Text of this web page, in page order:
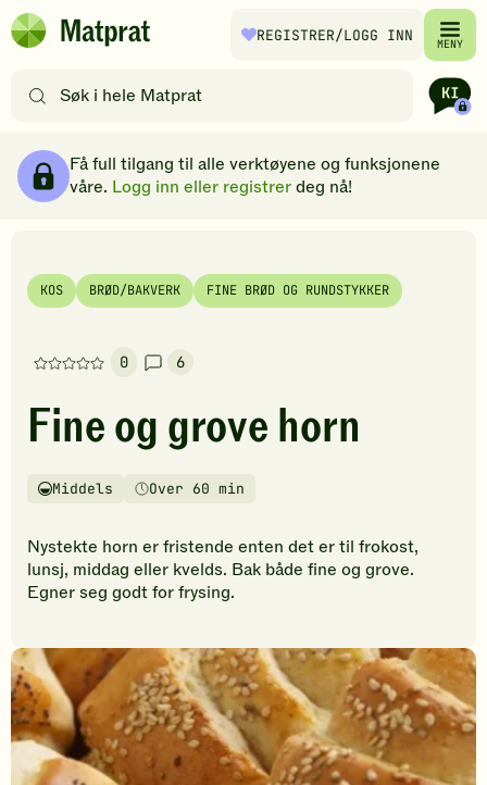
Hopp til hovedinnhold
Matprat
REGISTRER/LOGG INN MENY
etter
filtre
Få full tilgang til alle verktøyene og funksjonene
våre. Logg inn eller registrerdeg nå!
KOS BRØD/BAKVERK FINE BRØD OG RUNDSTYKKER
0
Denne
har
foreløpig
vurderinger.
den
første
til
denne
oppskriften.
6
Fine og grove horn
Vanskelighetsgrad
Middels
TilberedningstidOver 60 min
Nystekte horn er fristende enten det er til frokost,
lunsj, middag eller kvelds. Bak både fine og grove.
Egner seg godt for frysing.